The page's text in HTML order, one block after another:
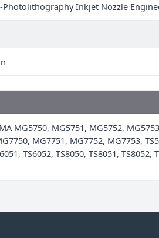
Photolithography Inkjet Nozzle
MG5750, MG5751, MG5752,
MG7751, MG7752, MG7753,
TS6052, TS8050, TS8051, TS8052,